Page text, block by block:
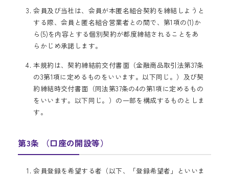
会員及び当社は、会員が本匿名組合契約を締結しようと
する際、会員と匿名組合営業者との間で、第1項の(1)か
ら(5)を内容とする個別契約が都度締結されることをあ
らかじめ承諾します。
本規約は、契約締結前交付書面（金融商品取引法第37条
の3第1項に定めるものをいいます。以下同じ。）及び契
約締結時交付書面（同法第37条の4の第1項に定めるもの
をいいます。以下同じ。）の一部を構成するものとしま
す。
第3条 （口座の開設等）
会員登録を希望する者（以下、「登録希望者」といいま